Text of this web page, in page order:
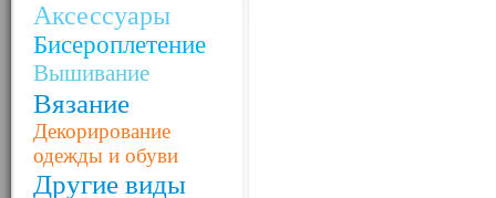
Аксессуары
Бисероплетение
Вышивание
Вязание
Декорирование
одежды и обуви
Другие виды